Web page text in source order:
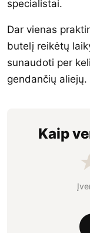
specialistai.
Dar vienas
butelį reikėtų
sunaudoti per
gendančių aliejų.
Kaip